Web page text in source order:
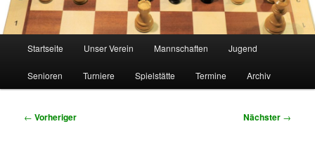
Zum
primären
Zum
sekundären
Startseite Unser Verein Mannschaften Jugend
Senioren Turniere Spielstätte Termine Archiv
Beitragsnavigation
← Vorheriger Nächster →